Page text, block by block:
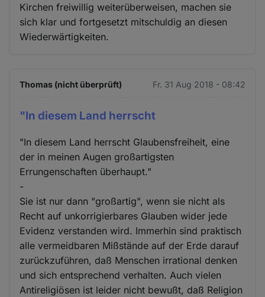
Kirchen freiwillig weiterüberweisen, machen sie
sich klar und fortgesetzt mitschuldig an diesen
Wiederwärtigkeiten.
Thomas (nicht überprüft) Fr. 31 Aug 2018 - 08:42
"In diesem Land herrscht
"In diesem Land herrscht Glaubensfreiheit, eine
der in meinen Augen großartigsten
Errungenschaften überhaupt."
-
Sie ist nur dann "großartig", wenn sie nicht als
Recht auf unkorrigierbares Glauben wider jede
Evidenz verstanden wird. Immerhin sind praktisch
alle vermeidbaren Mißstände auf der Erde darauf
zurückzuführen, daß Menschen irrational denken
und sich entsprechend verhalten. Auch vielen
Antireligiösen ist leider nicht bewußt, daß Religion